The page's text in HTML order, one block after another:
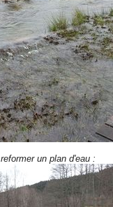
un plan d'eau :